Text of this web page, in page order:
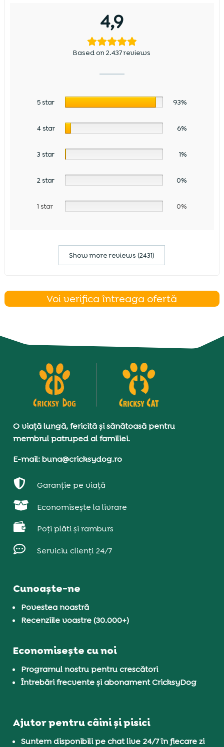
4,9
Based on 2.437 reviews
5 star 93%
4 star 6%
3 star 1%
2 star 0%
1 star 0%
Show more reviews (2431)
Voi verifica întreaga ofertă
O viață lungă, fericită și sănătoasă pentru
membrul patruped al familiei.
E-mail: buna@cricksydog.ro
 Garanție pe viață
 Economisește la livrare
 Poți plăti și ramburs
 Serviciu clienți 24/7
Cunoaște-ne
Povestea noastră
Recenziile voastre (30.000+)
Economisește cu noi
Programul nostru pentru crescători
Întrebări frecvente și abonament CricksyDog
Ajutor pentru câini și pisici
Suntem disponibili pe chat live 24/7 în fiecare zi